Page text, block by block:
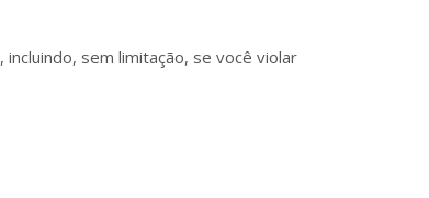
sem limitação, se você violar